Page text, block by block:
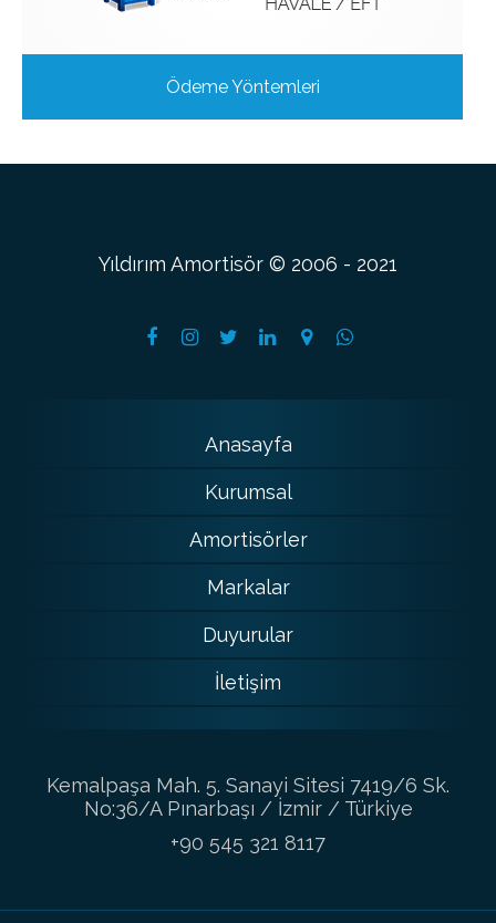
Ödeme Yöntemleri
Yıldırım Amortisör © 2006 - 2021
Anasayfa
Kurumsal
Amortisörler
Markalar
Duyurular
İletişim
Kemalpaşa Mah. 5. Sanayi Sitesi 7419/6 Sk.
No:36/A Pınarbaşı / İzmir / Türkiye
+90 545 321 8117